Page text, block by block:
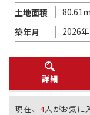
土地面積
築年月
2026
詳細
現在、 4人がお気に